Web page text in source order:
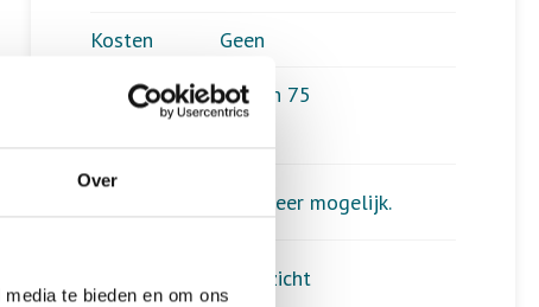
Over
te bieden en om ons
Kosten
Geen
Deelnemers
29 van 75
Aanmelden is niet meer mogelijk.
Terug naar het overzicht